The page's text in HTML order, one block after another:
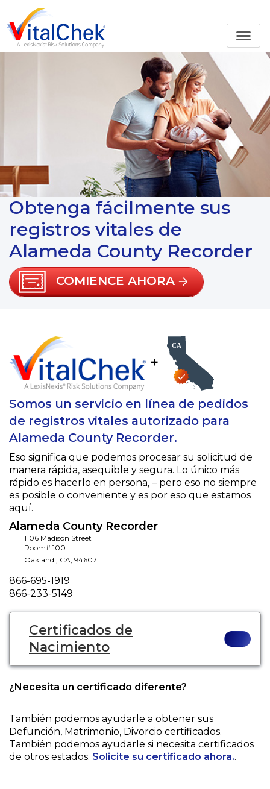
Obtenga fácilmente sus
registros vitales de
Alameda County Recorder
COMIENCE AHORA
+
Somos un servicio en línea de pedidos
de registros vitales autorizado para
Alameda County Recorder.
Eso significa que podemos procesar su solicitud de
manera rápida, asequible y segura. Lo único más
rápido es hacerlo en persona, – pero eso no siempre
es posible o conveniente y es por eso que estamos
aquí.
Alameda County Recorder
1106 Madison Street
Room# 100
Oakland , CA, 94607
Phone
866-695-1919
Fax
866-233-5149
Certificados de
Nacimiento
¿Necesita un certificado diferente?
También podemos ayudarle a obtener sus
Defunción, Matrimonio, Divorcio certificados.
También podemos ayudarle si necesita certificados
de otros estados. Solicite su certificado ahora..